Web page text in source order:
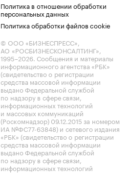
Политика в отношении обработки
персональных данных
Политика обработки файлов cookie
© ООО «БИЗНЕСПРЕСС»,
АО «РОСБИЗНЕСКОНСАЛТИНГ»,
1995–2026. Сообщения и материалы
информационного агентства «РБК»
(свидетельство о регистрации
средства массовой информации
выдано Федеральной службой
по надзору в сфере связи,
информационных технологий
и массовых коммуникаций
(Роскомнадзор) 09.12.2015 за номером
ИА №ФС77-63848) и сетевого издания
«РБК» (свидетельство о регистрации
средства массовой информации
выдано Федеральной службой
по надзору в сфере связи,
информационных технологий